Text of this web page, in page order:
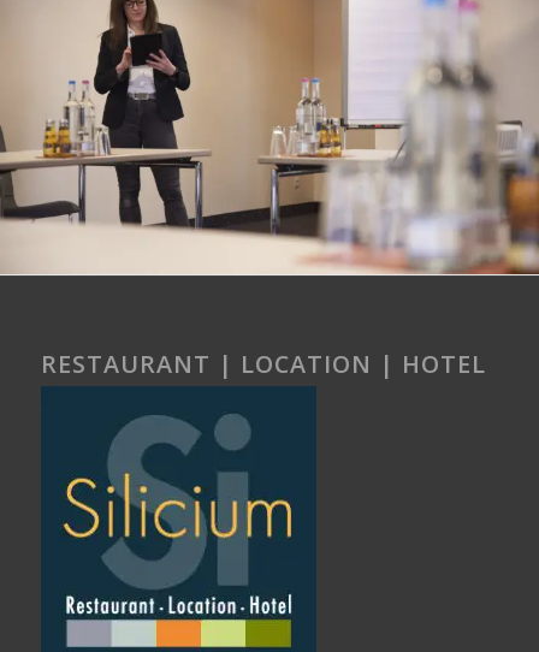
RESTAURANT | LOCATION | HOTEL